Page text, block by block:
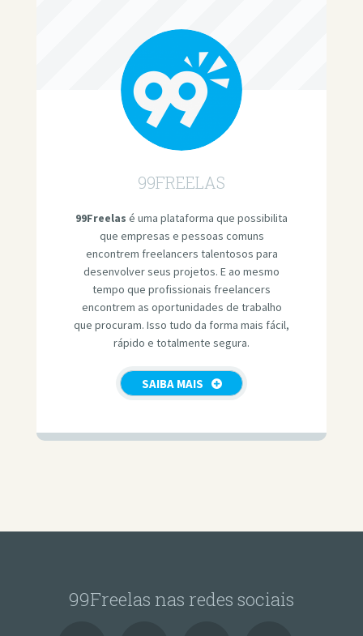
99FREELAS
99Freelas é uma plataforma que possibilita
que empresas e pessoas comuns
encontrem freelancers talentosos para
desenvolver seus projetos. E ao mesmo
tempo que profissionais freelancers
encontrem as oportunidades de trabalho
que procuram. Isso tudo da forma mais fácil,
rápido e totalmente segura.
SAIBA MAIS
99Freelas nas redes sociais